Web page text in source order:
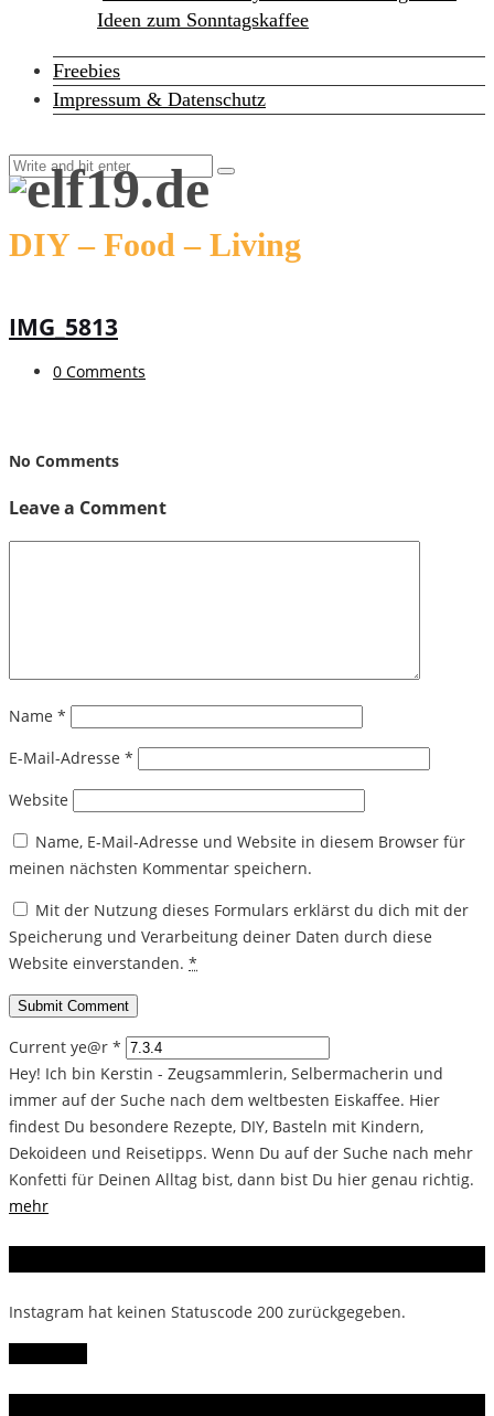
Ideen zum Sonntagskaffee
Freebies
Impressum & Datenschutz
DIY – Food – Living
IMG_5813
0 Comments
No Comments
Leave a Comment
Name *
E-Mail-Adresse *
Website
Name, E-Mail-Adresse und Website in diesem Browser für
meinen nächsten Kommentar speichern.
Mit der Nutzung dieses Formulars erklärst du dich mit der
Speicherung und Verarbeitung deiner Daten durch diese
Website einverstanden. *
Current ye@r *
Hey! Ich bin Kerstin - Zeugsammlerin, Selbermacherin und
immer auf der Suche nach dem weltbesten Eiskaffee. Hier
findest Du besondere Rezepte, DIY, Basteln mit Kindern,
Dekoideen und Reisetipps. Wenn Du auf der Suche nach mehr
Konfetti für Deinen Alltag bist, dann bist Du hier genau richtig.
mehr
Instagram hat keinen Statuscode 200 zurückgegeben.